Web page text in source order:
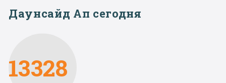
Даунсайд Ап сегодня
13328